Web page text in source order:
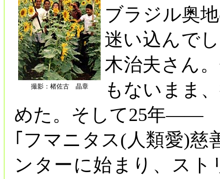
撮影：楮佐古 晶章
ブラジル奥
迷い込んで
木治夫さん
もないまま
めた。そして25年――
｢フマニタス(人類愛)慈
ンターに始まり、ス